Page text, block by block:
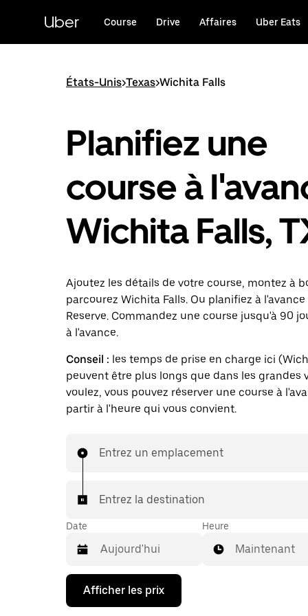
principal
Uber Course Drive Affaires Uber Eats
États-Unis>Texas>Wichita Falls
Planifiez une
course à
Wichita Falls,
Ajoutez les détails de votre course, montez à
parcourez Wichita Falls. Ou planifiez à l'avance
Reserve. Commandez une course jusqu'à 90
à l'avance.
Conseil : les temps de prise en charge ici
peuvent être plus longs que dans les grandes
voulez, vous pouvez réserver une course à
partir à l'heure qui vous convient.
Entrez un emplacement
Entrez la destination
Date
Appuyez
la
Heure
Maintenant
Afficher les prix